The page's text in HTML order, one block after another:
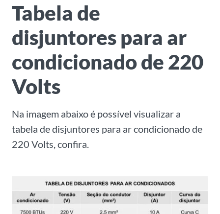
Tabela de
disjuntores para ar
condicionado de 220
Volts
Na imagem abaixo é possível visualizar a
tabela de disjuntores para ar condicionado de
220 Volts, confira.